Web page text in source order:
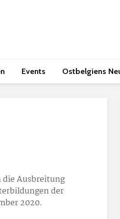
Events Ostbelgiens
die Ausbreitung
der
2020.